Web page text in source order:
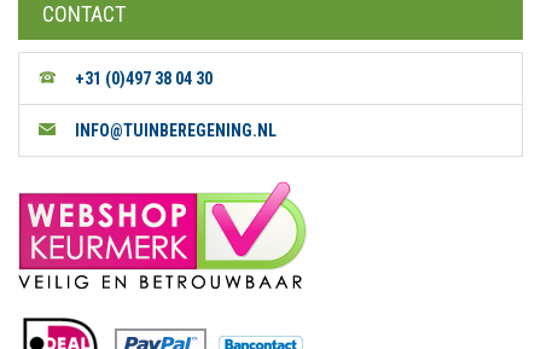
CONTACT
+31 (0)497 38 04 30
INFO@TUINBEREGENING.NL